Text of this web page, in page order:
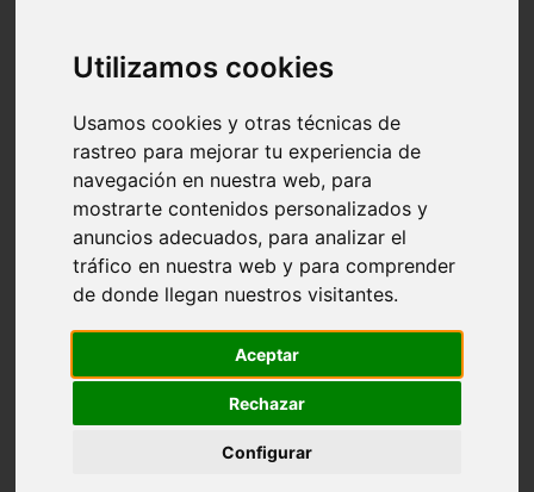
Utilizamos cookies
Usamos cookies y otras técnicas de
rastreo para mejorar tu experiencia de
navegación en nuestra web, para
mostrarte contenidos personalizados y
anuncios adecuados, para analizar el
tráfico en nuestra web y para comprender
de donde llegan nuestros visitantes.
Aceptar
Rechazar
Configurar
Cantabria - suances
Sevilla - bormujos
Málaga - júzcar
Huesca - alquézar
Huesca - castejón-de-sos
Lleida - alt-àneu
Córdoba - almedinilla
Navarra - zangoza
Cantabria - arenas-de-iguña
Barcelona - la-pobla-de-lillet
Murcia - cartagena
Madrid - nuevo-baztán